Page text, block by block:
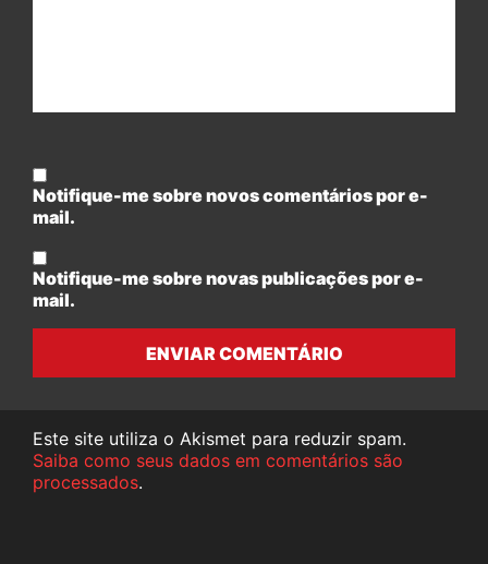
Notifique-me sobre novos comentários por e-
mail.
Notifique-me sobre novas publicações por e-
mail.
ENVIAR COMENTÁRIO
Este site utiliza o Akismet para reduzir spam.
Saiba como seus dados em comentários são
processados.